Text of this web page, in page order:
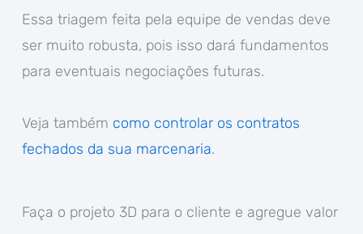
Essa triagem feita pela equipe de vendas deve
ser muito robusta, pois isso dará fundamentos
para eventuais negociações futuras.
Veja também como controlar os contratos
fechados da sua marcenaria.
Faça o projeto 3D para o cliente e agregue valor